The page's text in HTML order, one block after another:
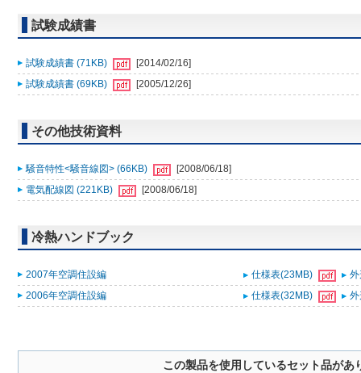
試験成績書
試験成績書 (71KB)
[2014/02/16]
試験成績書 (69KB)
[2005/12/26]
その他技術資料
騒音特性<騒音線図> (66KB)
[2008/06/18]
電気配線図 (221KB)
[2008/06/18]
冷熱ハンドブック
2007年空調住設編 仕様表(23MB)
2006年空調住設編
仕様表(32MB)
この製品を使用しているセット品があ